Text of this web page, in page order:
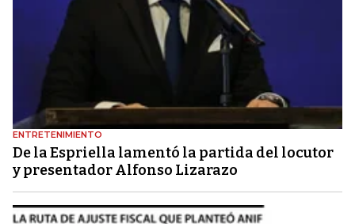
ENTRETENIMIENTO
De la Espriella lamentó la partida del locutor
y presentador Alfonso Lizarazo